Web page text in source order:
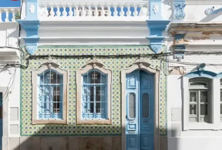
Appartement Design Cabanes
Decoration Noël
Design Suédois En Quelques Photos
Idées Déco En 10 Photos
La Semaine Décoration Et Design
Maison En Ville
Méli-Mélo Suédois
Publi Reportage
Tendance
Interieurs Scandinaves
La Décoration Selon Votre Signe Astrologique
Les Trouvailles Déco Du Jour
Loft
Maison Appartement Écologique
Maison Container/container House
Maison D'hôtes
Maison Et Appartement Vintage
On Décode La Déco